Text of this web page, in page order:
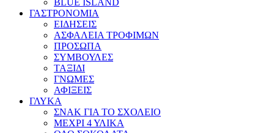
BLUE ISLAND
ΓΑΣΤΡΟΝΟΜΙΑ
ΕΙΔΗΣΕΙΣ
ΑΣΦΑΛΕΙΑ ΤΡΟΦΙΜΩΝ
ΠΡΟΣΩΠΑ
ΣΥΜΒΟΥΛΕΣ
ΤΑΞΙΔΙ
ΓΝΩΜΕΣ
ΑΦΙΞΕΙΣ
ΓΛΥΚΑ
ΣΝΑΚ ΓΙΑ ΤΟ ΣΧΟΛΕΙΟ
ΜΕΧΡΙ 4 ΥΛΙΚΑ